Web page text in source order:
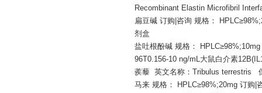
Recombinant Elastin Microfibril
扁豆碱 订购 |咨询 规格：
剂盒
盐吐根酚碱 规格：
96T0.156-10 ng/mL大鼠白介素
蒺藜
英文名称：
Tribulus terrestris
马来 规格：
HPLC≥98%;20mg 订购|